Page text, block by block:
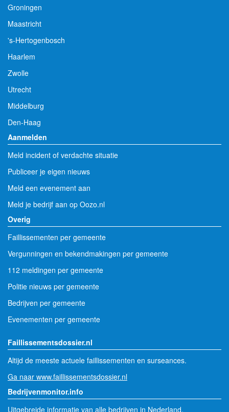
Groningen
Maastricht
's-Hertogenbosch
Haarlem
Zwolle
Utrecht
Middelburg
Den-Haag
Aanmelden
Meld incident of verdachte situatie
Publiceer je eigen nieuws
Meld een evenement aan
Meld je bedrijf aan op Oozo.nl
Overig
Faillissementen per gemeente
Vergunningen en bekendmakingen per gemeente
112 meldingen per gemeente
Politie nieuws per gemeente
Bedrijven per gemeente
Evenementen per gemeente
Faillissementsdossier.nl
Altijd de meeste actuele faillissementen en surseances.
Ga naar www.faillissementsdossier.nl
Bedrijvenmonitor.info
Uitgebreide informatie van alle bedrijven in Nederland.